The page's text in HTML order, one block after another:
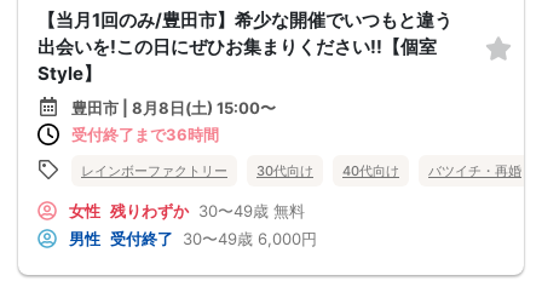
【当月1回のみ/豊田市】希少な開催でいつもと違う
出会いを!この日にぜひお集まりください!!【個室
Style】
豊田市 | 8月8日(土) 15:00〜
受付終了まで36時間
レインボーファクトリー 30代向け 40代向け バツイチ・再婚
女性 残りわずか 30〜49歳 無料
男性 受付終了 30〜49歳 6,000円